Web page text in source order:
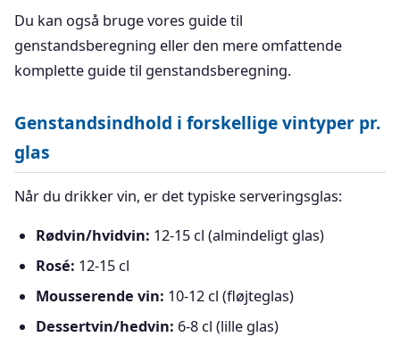
Du kan også bruge vores guide til
genstandsberegning eller den mere omfattende
komplette guide til genstandsberegning.
Genstandsindhold i forskellige vintyper pr.
glas
Når du drikker vin, er det typiske serveringsglas:
Rødvin/hvidvin: 12-15 cl (almindeligt glas)
Rosé: 12-15 cl
Mousserende vin: 10-12 cl (fløjteglas)
Dessertvin/hedvin: 6-8 cl (lille glas)